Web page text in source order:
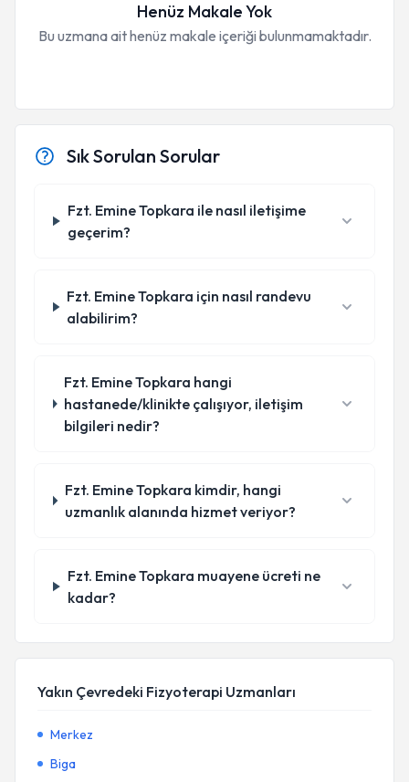
Henüz Makale Yok
Bu uzmana ait henüz makale içeriği bulunmamaktadır.
Sık Sorulan Sorular
Fzt. Emine Topkara ile nasıl iletişime
geçerim?
Fzt. Emine Topkara için nasıl randevu
alabilirim?
Fzt. Emine Topkara hangi
hastanede/klinikte çalışıyor, iletişim
bilgileri nedir?
Fzt. Emine Topkara kimdir, hangi
uzmanlık alanında hizmet veriyor?
Fzt. Emine Topkara muayene ücreti ne
kadar?
Yakın Çevredeki Fizyoterapi Uzmanları
Merkez
Biga